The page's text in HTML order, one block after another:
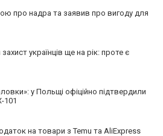
про надра та заявив про вигоду для
українців ще на рік: проте є
у Польщі офіційно підтвердили
101
на товари з Temu та AliExpress